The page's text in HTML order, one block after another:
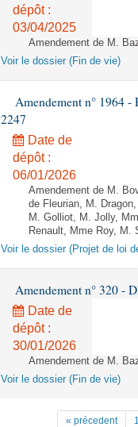
dépôt :
03/04/2025
Amendement de M.
Voir le dossier (Fin de vie)
Amendement n° 1964
2247
Date de
dépôt :
06/01/2026
Amendement de M.
de Fleurian, M.
M. Golliot, M. Jolly,
Renault, Mme Roy, M.
Voir le dossier (Projet de loi
Amendement n° 320 -
Date de
dépôt :
30/01/2026
Amendement de M.
Voir le dossier (Fin de vie)
« précedent 1